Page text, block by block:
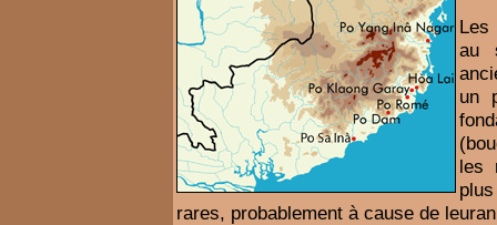
Les
au
un
les
rares, probablement à cause de